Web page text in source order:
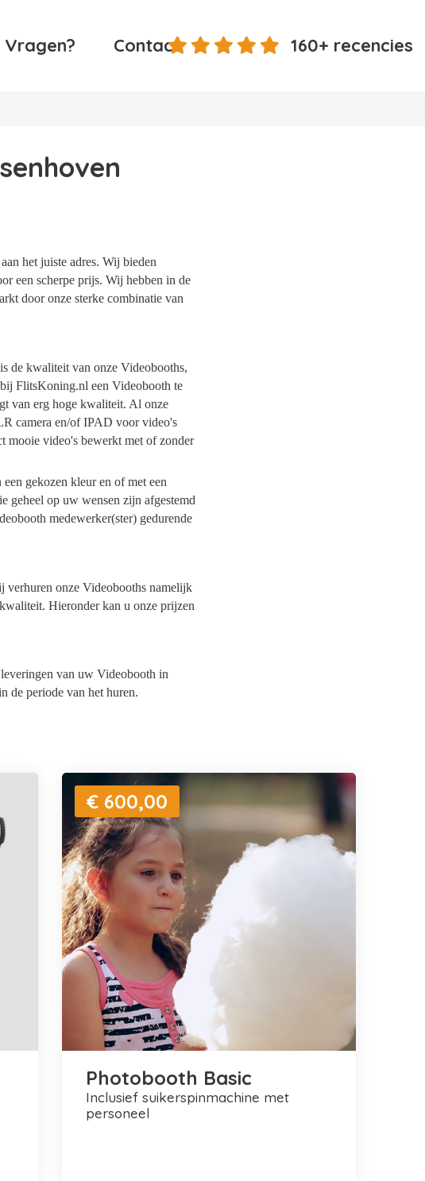
Vragen? Contact 160+ recencies
het juiste adres. Wij bieden
een scherpe prijs. Wij hebben in de
door onze sterke combinatie van
de kwaliteit van onze Videobooths,
FlitsKoning.nl een Videobooth te
van erg hoge kwaliteit. Al onze
camera en/of IPAD voor video's
mooie video's bewerkt met of zonder
gekozen kleur en of met een
geheel op uw wensen zijn afgestemd
medewerker(ster) gedurende
verhuren onze Videobooths namelijk
Hieronder kan u onze prijzen
van uw Videobooth in
de periode van het huren.
€ 600,00
Photobooth Basic
inclusief suikerspinmachine met
personeel